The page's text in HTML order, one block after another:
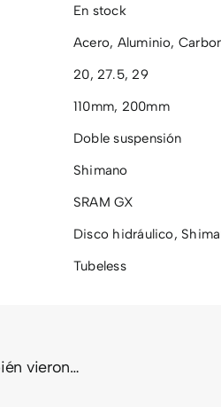
En stock
Acero, Aluminio,
20, 27.5, 29
110mm, 200mm
Doble suspensión
Shimano
SRAM GX
Disco hidráulico,
Tubeless
vieron…